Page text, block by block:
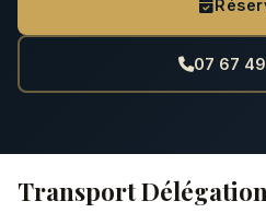
07 67
Transport